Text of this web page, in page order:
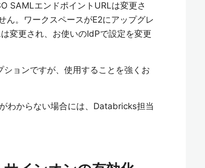
SAMLエンドポイントURLは変更さ
ん。ワークスペースがE2にアップグレ
変更され、お使いのIdPで設定を変更
ョンですが、使用することを強くお
わからない場合には、Databricks担当